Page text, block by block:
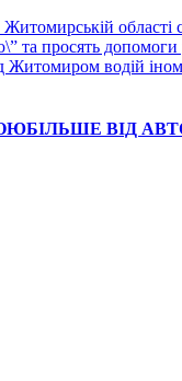
області
та просять допомоги
Житомиром водій
БІЛЬШЕ ВІД